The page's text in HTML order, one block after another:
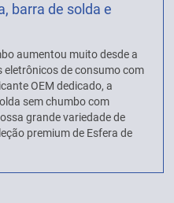
barra de solda e
aumentou muito desde a
de consumo com
OEM dedicado, a
sem chumbo com
grande variedade de
premium de Esfera de